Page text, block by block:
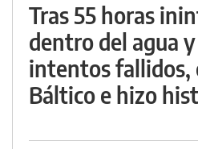
Tras 55 horas
dentro del agua
intentos fallidos,
Báltico e hizo